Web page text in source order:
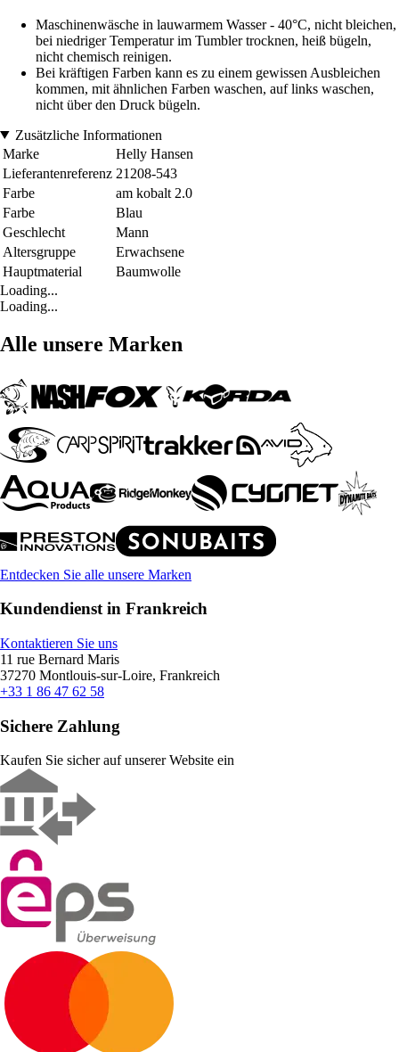
Maschinenwäsche in lauwarmem Wasser - 40°C, nicht bleichen,
bei niedriger Temperatur im Tumbler trocknen, heiß bügeln,
nicht chemisch reinigen.
Bei kräftigen Farben kann es zu einem gewissen Ausbleichen
kommen, mit ähnlichen Farben waschen, auf links waschen,
nicht über den Druck bügeln.
Zusätzliche Informationen
Marke
Helly Hansen
Lieferantenreferenz 21208-543
Farbe
am kobalt 2.0
Farbe
Blau
Geschlecht
Mann
Altersgruppe
Erwachsene
Hauptmaterial
Baumwolle
Loading...
Loading...
Alle unsere Marken
Entdecken Sie alle unsere Marken
Kundendienst in Frankreich
Kontaktieren Sie uns
11 rue Bernard Maris
37270 Montlouis-sur-Loire, Frankreich
+33 1 86 47 62 58
Sichere Zahlung
Kaufen Sie sicher auf unserer Website ein